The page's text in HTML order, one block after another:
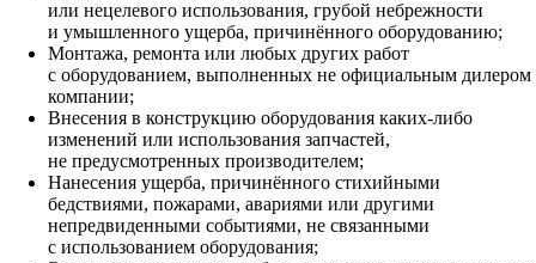
или нецелевого использования, грубой небрежности
и умышленного ущерба, причинённого оборудованию;
Монтажа, ремонта или любых других работ
с оборудованием, выполненных не официальным дилером
компании;
Внесения в конструкцию оборудования каких‑либо
изменений или использования запчастей,
не предусмотренных производителем;
Нанесения ущерба, причинённого стихийными
бедствиями, пожарами, авариями или другими
непредвиденными событиями, не связанными
с использованием оборудования;